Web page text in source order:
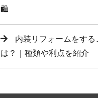
🛍️
内装リフォームをする
は？｜種類や利点を紹介